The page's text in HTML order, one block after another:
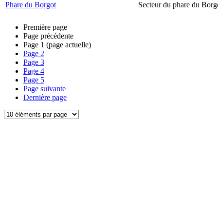
Phare du Borgot
Secteur du phare du
Première page
Page précédente
Page 1 (page actuelle)
Page 2
Page 3
Page 4
Page 5
Page suivante
Dernière page